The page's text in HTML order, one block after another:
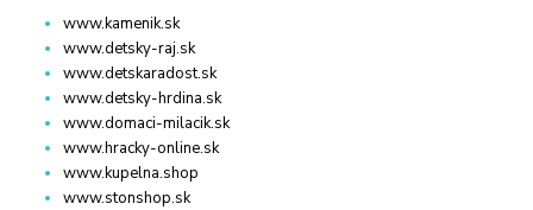
www.kamenik.sk
www.detsky-raj.sk
www.detskaradost.sk
www.detsky-hrdina.sk
www.domaci-milacik.sk
www.hracky-online.sk
www.kupelna.shop
www.stonshop.sk